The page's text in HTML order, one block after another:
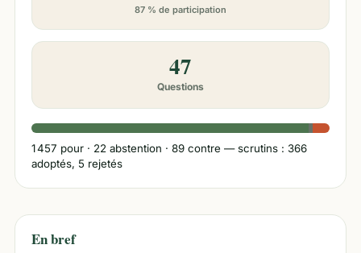
87 % de participation
47
Questions
1 457 pour · 22 abstention · 89 contre — scrutins : 366
adoptés, 5 rejetés
En bref